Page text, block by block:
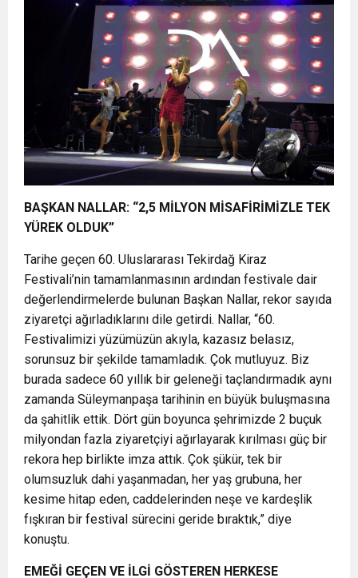
BAŞKAN NALLAR: “2,5 MİLYON MİSAFİRİMİZLE TEK
YÜREK OLDUK”
Tarihe geçen 60. Uluslararası Tekirdağ Kiraz
Festivali’nin tamamlanmasının ardından festivale dair
değerlendirmelerde bulunan Başkan Nallar, rekor sayıda
ziyaretçi ağırladıklarını dile getirdi. Nallar, “60.
Festivalimizi yüzümüzün akıyla, kazasız belasız,
sorunsuz bir şekilde tamamladık. Çok mutluyuz. Biz
burada sadece 60 yıllık bir geleneği taçlandırmadık aynı
zamanda Süleymanpaşa tarihinin en büyük buluşmasına
da şahitlik ettik. Dört gün boyunca şehrimizde 2 buçuk
milyondan fazla ziyaretçiyi ağırlayarak kırılması güç bir
rekora hep birlikte imza attık. Çok şükür, tek bir
olumsuzluk dahi yaşanmadan, her yaş grubuna, her
kesime hitap eden, caddelerinden neşe ve kardeşlik
fışkıran bir festival sürecini geride bıraktık,” diye
konuştu.
EMEĞİ GEÇEN VE İLGİ GÖSTEREN HERKESE